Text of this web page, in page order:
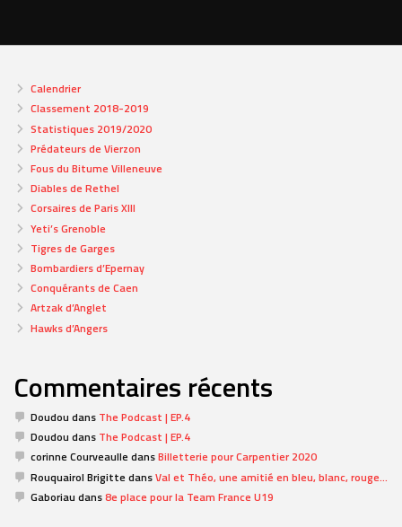
Calendrier
Classement 2018-2019
Statistiques 2019/2020
Prédateurs de Vierzon
Fous du Bitume Villeneuve
Diables de Rethel
Corsaires de Paris XIII
Yeti’s Grenoble
Tigres de Garges
Bombardiers d’Epernay
Conquérants de Caen
Artzak d’Anglet
Hawks d’Angers
Commentaires récents
Doudou dans The Podcast | EP.4
Doudou dans The Podcast | EP.4
corinne CourveaulledansBilletterie pour Carpentier 2020
Rouquairol BrigittedansVal et Théo, une amitié en bleu, blanc, rouge…
Gaboriau dans8e place pour la Team France U19